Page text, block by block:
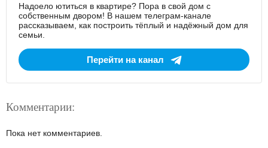
Надоело ютиться в квартире? Пора в свой дом с
собственным двором! В нашем телеграм-канале
рассказываем, как построить тёплый и надёжный дом для
семьи.
Перейти на канал
Комментарии:
Пока нет комментариев.